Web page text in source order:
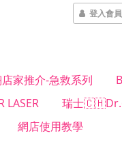
登入會員
家推介-急救系列
LASER 瑞士
網店使用教學